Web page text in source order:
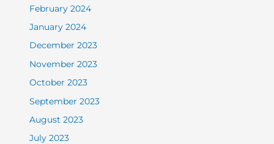
February 2024
January 2024
December 2023
November 2023
October 2023
September 2023
August 2023
July 2023